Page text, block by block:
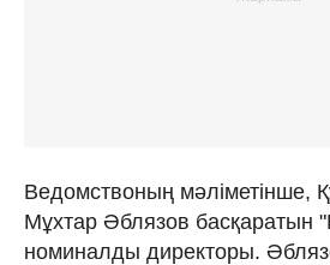
Ведомствоның мәліметінше,
Мұхтар Әблязов
номиналды директоры.